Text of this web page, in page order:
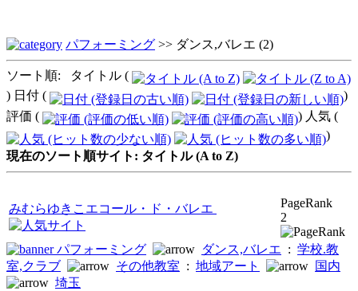
パフォーミング >> ダンス,バレエ (2)
ソート順: タイトル (
) 日付 (
)
評価 (
) 人気 (
)
現在のソート順サイト: タイトル (A to Z)
みむらゆきこエコール・ド・バレエ
PageRank
2
パフォーミング ダンス,バレエ : 学校.教
室,クラブ
その他教室 : 地域アート
国内
埼玉